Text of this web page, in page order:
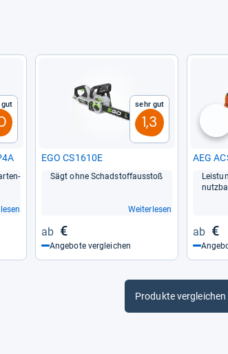
gut Sehr gut
1,3
EGO CS1610E
Sägt ohne Schad­stof­faus­stoß
Weiterlesen
€
Angebote vergleichen
AEG
€
Produkte vergleichen